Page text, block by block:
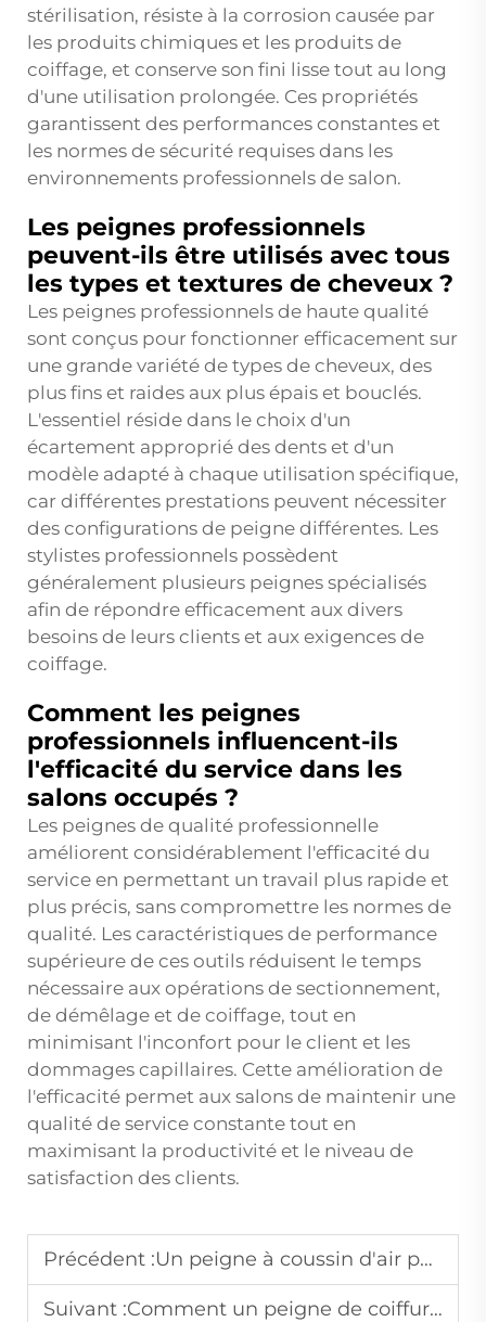
stérilisation, résiste à la corrosion causée par
les produits chimiques et les produits de
coiffage, et conserve son fini lisse tout au long
d'une utilisation prolongée. Ces propriétés
garantissent des performances constantes et
les normes de sécurité requises dans les
environnements professionnels de salon.
Les peignes professionnels
peuvent-ils être utilisés avec tous
les types et textures de cheveux ?
Les peignes professionnels de haute qualité
sont conçus pour fonctionner efficacement sur
une grande variété de types de cheveux, des
plus fins et raides aux plus épais et bouclés.
L'essentiel réside dans le choix d'un
écartement approprié des dents et d'un
modèle adapté à chaque utilisation spécifique,
car différentes prestations peuvent nécessiter
des configurations de peigne différentes. Les
stylistes professionnels possèdent
généralement plusieurs peignes spécialisés
afin de répondre efficacement aux divers
besoins de leurs clients et aux exigences de
coiffage.
Comment les peignes
professionnels influencent-ils
l'efficacité du service dans les
salons occupés ?
Les peignes de qualité professionnelle
améliorent considérablement l'efficacité du
service en permettant un travail plus rapide et
plus précis, sans compromettre les normes de
qualité. Les caractéristiques de performance
supérieure de ces outils réduisent le temps
nécessaire aux opérations de sectionnement,
de démêlage et de coiffage, tout en
minimisant l'inconfort pour le client et les
dommages capillaires. Cette amélioration de
l'efficacité permet aux salons de maintenir une
qualité de service constante tout en
maximisant la productivité et le niveau de
satisfaction des clients.
Précédent :Un peigne à coussin d'air peut-il améliorer les effets du massage du cuir chevelu ?
Suivant :Comment un peigne de coiffure favorise-t-il le coiffage précis ?